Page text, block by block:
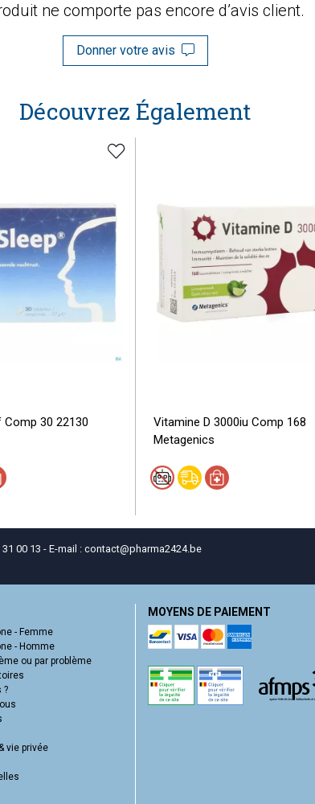
ne comporte pas encore d’avis client.
Donner votre avis
Découvrez Également
30 22130
Vitamine D 3000iu Comp 168
Metagenics
00 13 - E-mail : contact@pharma2424.be
- Femme
- Homme
ou par problème
?
vie privée
MOYENS DE PAIEMENT